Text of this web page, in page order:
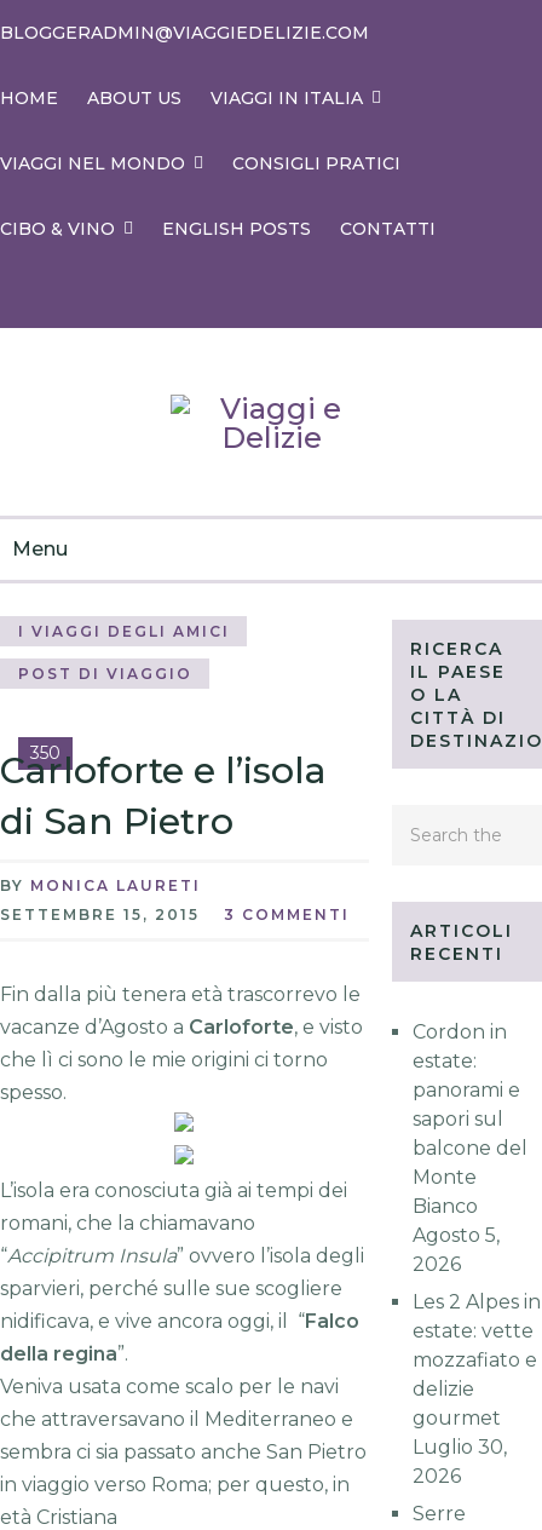
BLOGGERADMIN@VIAGGIEDELIZIE.COM
HOME ABOUT US VIAGGI IN ITALIA
VIAGGI NEL MONDO CONSIGLI PRATICI
CIBO & VINO ENGLISH POSTS CONTATTI
Menu
I VIAGGI DEGLI AMICI
POST DI VIAGGIO
350
Carloforte e l’isola
di San Pietro
BY MONICA LAURETI
SETTEMBRE 15, 2015
3 COMMENTI
Fin dalla più tenera età trascorrevo le
vacanze d’Agosto a Carloforte, e visto
che lì ci sono le mie origini ci torno
spesso.
L’isola era conosciuta già ai tempi dei
romani, che la chiamavano
“Accipitrum Insula” ovvero l’isola degli
sparvieri, perché sulle sue scogliere
nidificava, e vive ancora oggi, il “Falco
della regina”.
Veniva usata come scalo per le navi
che attraversavano il Mediterraneo e
sembra ci sia passato anche San Pietro
in viaggio verso Roma; per questo, in
età Cristiana
RICERCA
IL PAESE
O LA
CITTÀ DI
ARTICOLI
RECENTI
Cordon in
estate:
panorami e
sapori sul
balcone del
Monte
Bianco
Agosto 5,
2026
Les 2 Alpes in
estate: vette
mozzafiato e
delizie
gourmet
Luglio 30,
2026
Serre